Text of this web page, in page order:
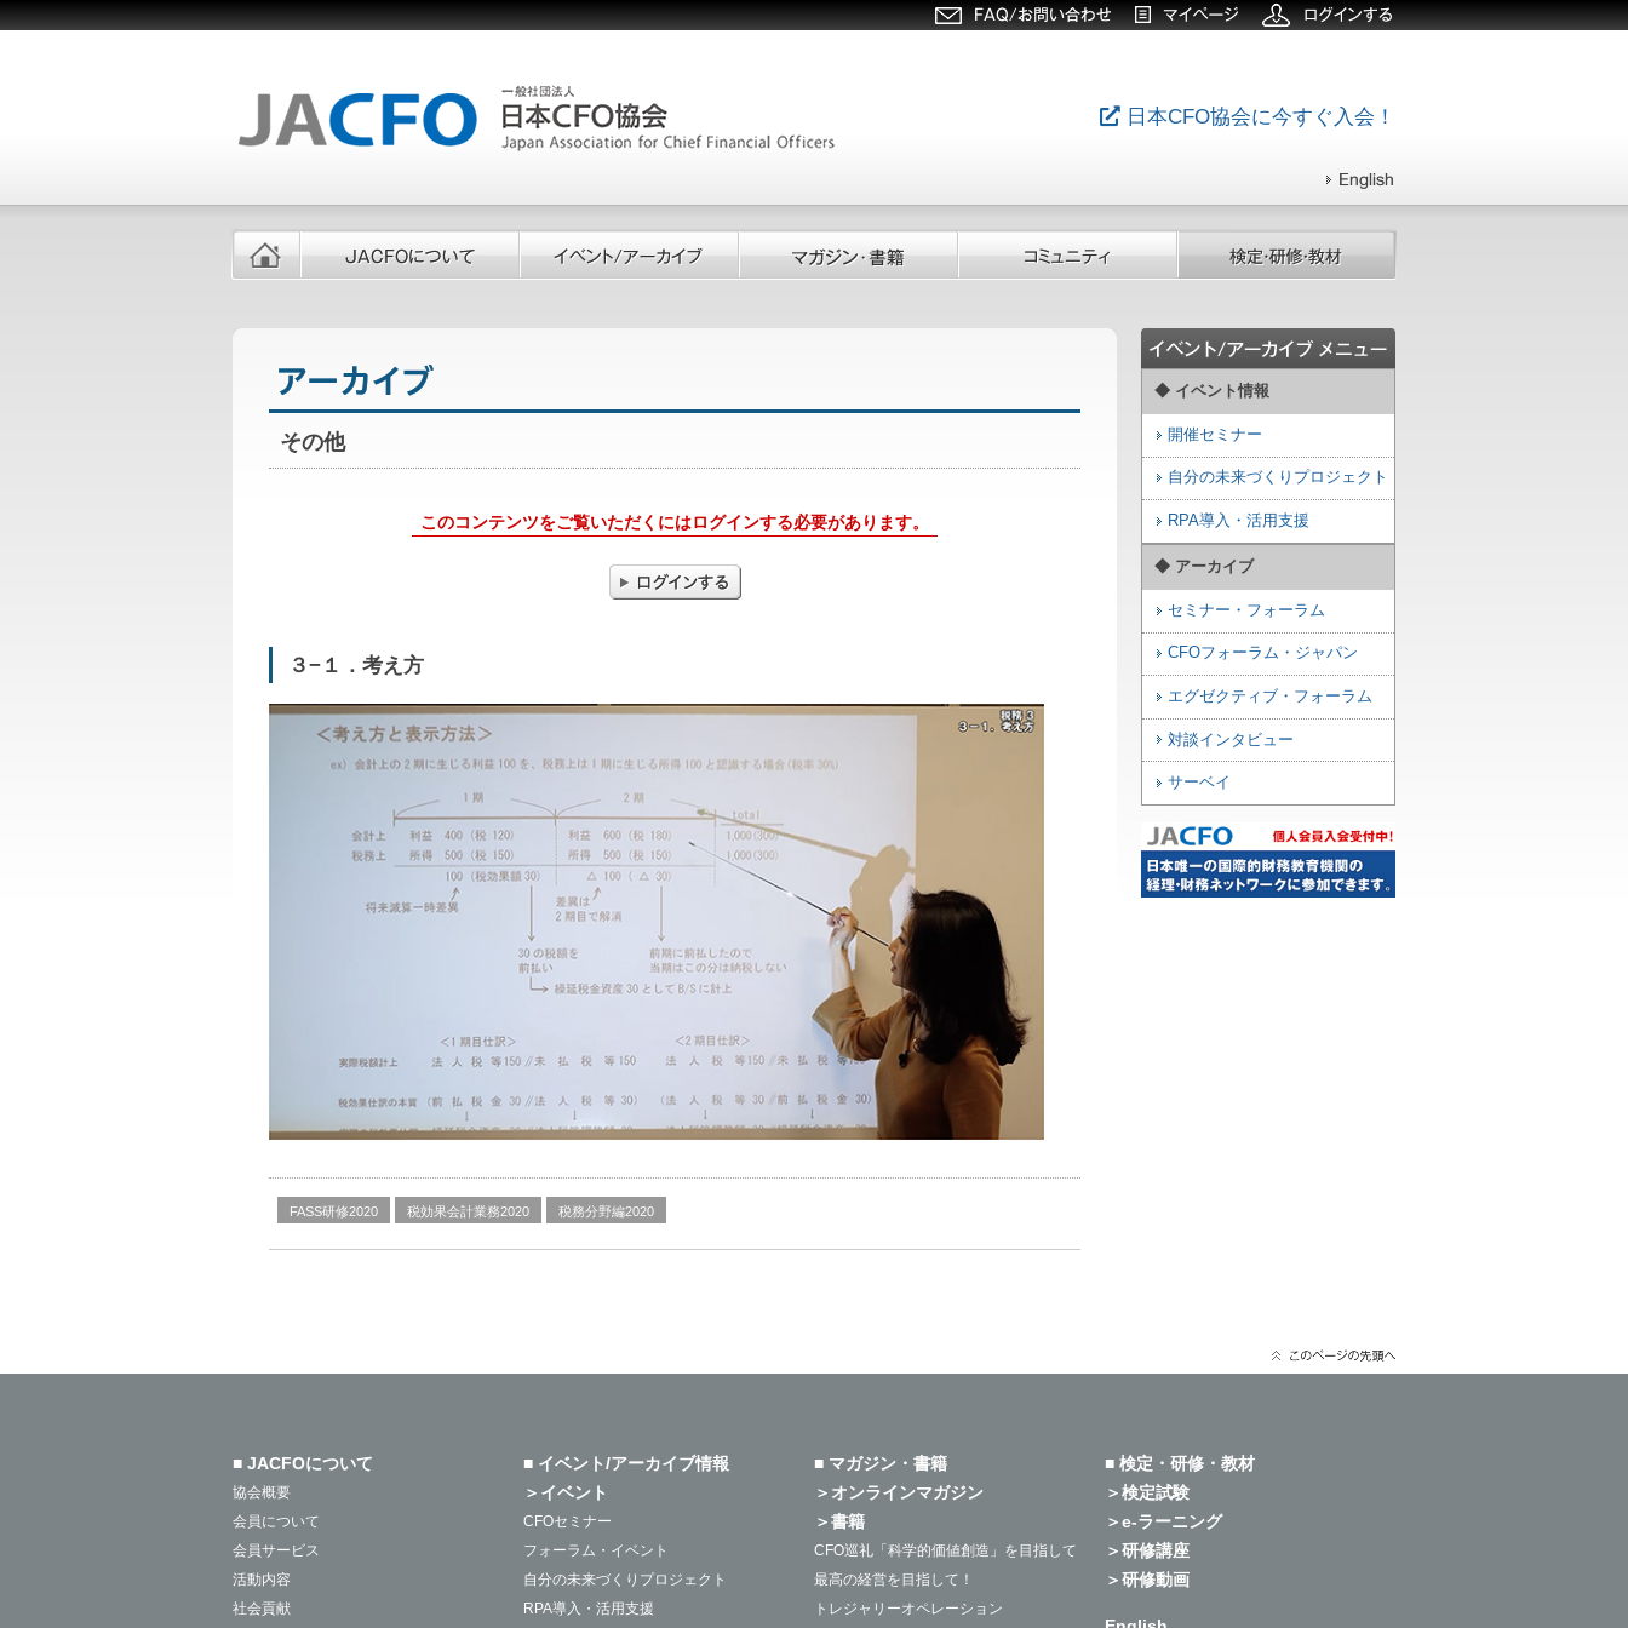
日本CFO協会に今すぐ入会！
その他
このコンテンツをご覧いただくにはログインする必要があります。
３−１．考え方
FASS研修2020 税効果会計業務2020 税務分野編2020
◆ イベント情報
開催セミナー
自分の未来づくりプロジェクト
RPA導入・活用支援
◆ アーカイブ
セミナー・フォーラム
CFOフォーラム・ジャパン
エグゼクティブ・フォーラム
対談インタビュー
サーベイ
■ JACFOについて
協会概要
会員について
会員サービス
活動内容
社会貢献
■ イベント/アーカイブ情報
＞イベント
CFOセミナー
フォーラム・イベント
自分の未来づくりプロジェクト
RPA導入・活用支援
■ マガジン・書籍
＞オンラインマガジン
＞書籍
CFO巡礼「科学的価値創造」を目指して
最高の経営を目指して！
トレジャリーオペレーション
■ 検定・研修・教材
＞検定試験
＞e-ラーニング
＞研修講座
＞研修動画